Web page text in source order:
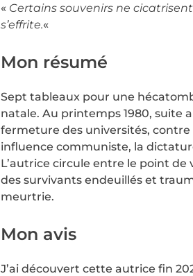
« Certains souvenirs ne
s’effrite.«
Mon résumé
Sept tableaux pour une
natale. Au printemps 1980, suite
fermeture des universités,
influence communiste, la
L’autrice circule entre le point
des survivants endeuillés et
meurtrie.
Mon avis
J’ai découvert cette autrice fin